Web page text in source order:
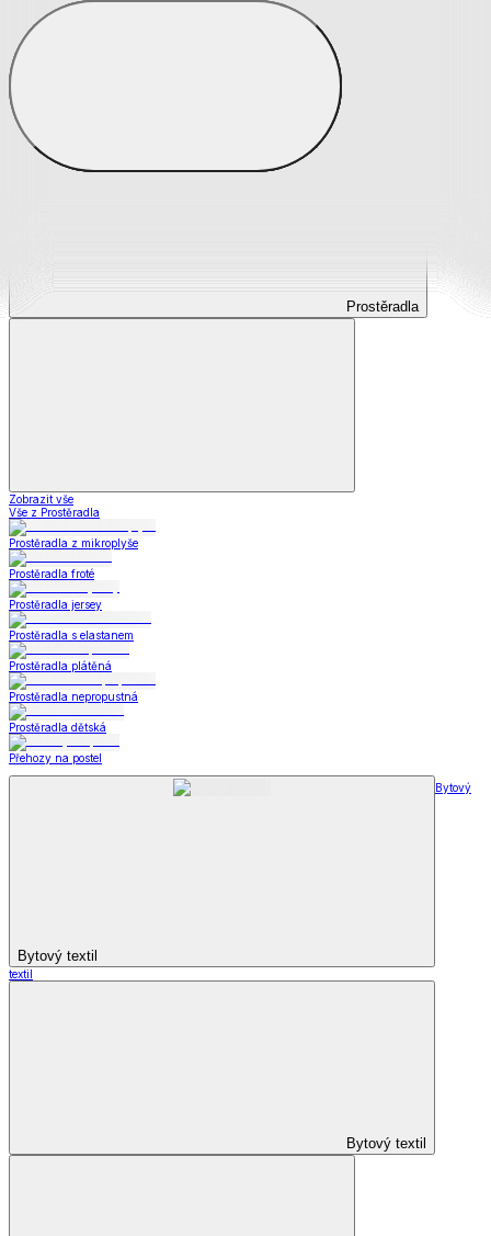
Prostěradla
Prostěradla
Zobrazit vše
Vše z Prostěradla
Prostěradla z mikroplyše
Prostěradla froté
Prostěradla jersey
Prostěradla s elastanem
Prostěradla plátěná
Prostěradla nepropustná
Prostěradla dětská
Přehozy na postel
Bytový textil
Bytový
textil
Bytový textil